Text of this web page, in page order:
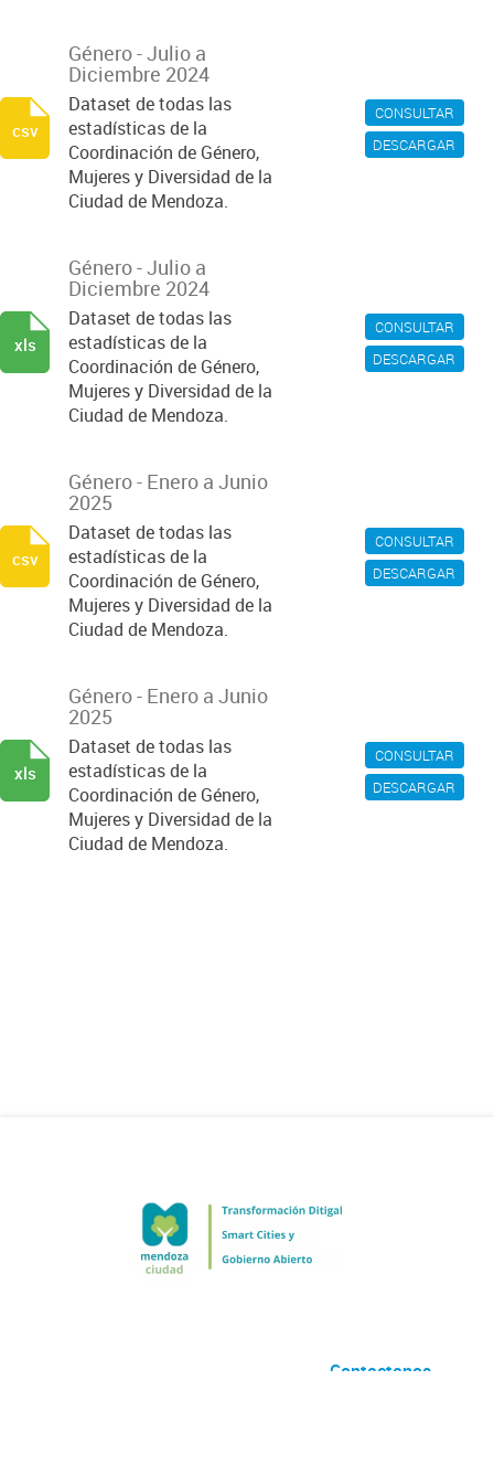
CONSULTAR
DESCARGAR
Género - Julio a
Diciembre 2024
Dataset de todas las
estadísticas de la
Coordinación de Género,
Mujeres y Diversidad de la
Ciudad de Mendoza.
csv
CONSULTAR
DESCARGAR
Género - Julio a
Diciembre 2024
Dataset de todas las
estadísticas de la
Coordinación de Género,
Mujeres y Diversidad de la
Ciudad de Mendoza.
xls
CONSULTAR
DESCARGAR
Género - Enero a Junio
2025
Dataset de todas las
estadísticas de la
Coordinación de Género,
Mujeres y Diversidad de la
Ciudad de Mendoza.
csv
CONSULTAR
DESCARGAR
Género - Enero a Junio
2025
Dataset de todas las
estadísticas de la
Coordinación de Género,
Mujeres y Diversidad de la
Ciudad de Mendoza.
xls
Contactanos